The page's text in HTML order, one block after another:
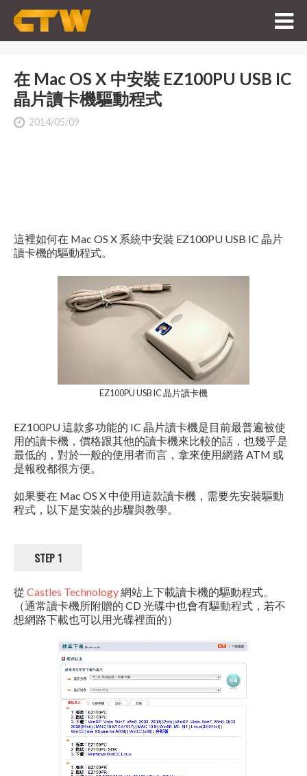
在 Mac OS X 中安裝 EZ100PU USB IC
晶片讀卡機驅動程式
2014/05/09
這裡如何在 Mac OS X 系統中安裝 EZ100PU USB IC 晶片
讀卡機的驅動程式。
EZ100PU USB IC 晶片讀卡機
EZ100PU 這款多功能的 IC 晶片讀卡機是目前最普遍被使
用的讀卡機，價格跟其他的讀卡機來比較的話，也幾乎是
最低的，對於一般的使用者而言，拿來使用網路 ATM 或
是報稅都很方便。
如果要在 Mac OS X 中使用這款讀卡機，需要先安裝驅動
程式，以下是安裝的步驟與教學。
STEP 1
從 Castles Technology網站上下載讀卡機的驅動程式。
（通常讀卡機所附贈的 CD 光碟中也會有驅動程式，若不
想網路下載也可以用光碟裡面的）